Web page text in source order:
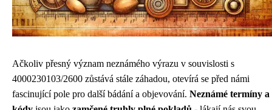
Ačkoliv přesný význam neznámého výrazu v souvislosti s
4000230103/2600 zůstává stále záhadou, otevírá se před námi
fascinující pole pro další bádání a objevování. Neznámé termíny a